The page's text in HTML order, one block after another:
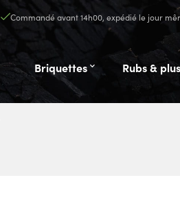
Commandé avant 14h00, expédié le jour
Briquettes Rubs & plus